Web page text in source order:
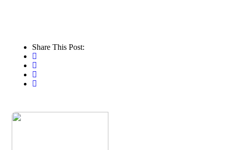
Share This Post: